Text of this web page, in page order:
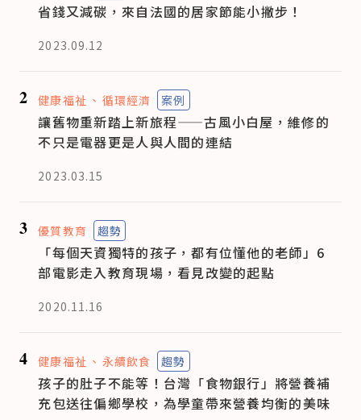
省錢又減碳，來自法國的居家節能小撇步！
2023.09.12
2 健康福祉 循環經濟 案例
讓舊物重新踏上新旅程——古風小白屋，維修的
不只是電器更是人與人間的連結
2023.03.15
3 優質教育 趨勢
「每個天資獨特的孩子，都有位懂他的老師」6
部電影走入教育現場，看見改變的起點
2020.11.16
4 健康福祉 永續飲食 趨勢
孩子的肚子不能等！台灣「食物銀行」將營養補
充包送往偏鄉學校，為學童帶來營養均衡的美味